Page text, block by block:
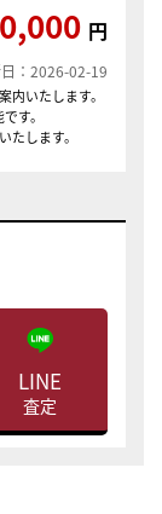
円
：2026-02-19
いたします。
す。
します。
LINE
査定